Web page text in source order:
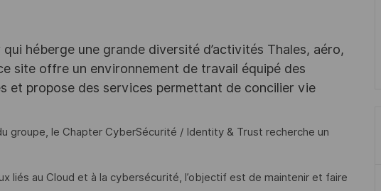
héberge une grande diversité d’activités Thales, aéro,
site offre un environnement de travail équipé des
et propose des services permettant de concilier vie
groupe, le Chapter CyberSécurité / Identity & Trust recherche un
liés au Cloud et à la cybersécurité, l’objectif est de maintenir et faire